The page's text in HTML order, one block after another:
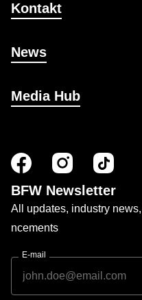
Kontakt
News
Media Hub
BFW Newsletter
All updates, industry
ncements
E-mail